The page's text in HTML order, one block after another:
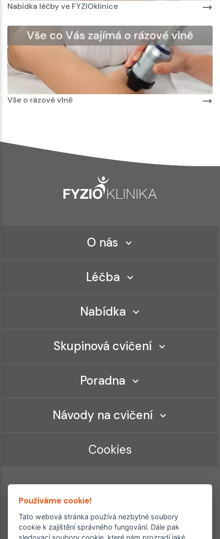
Nabídka léčby ve FYZIOklinice
Vše o rázové vlně
O nás
Léčba
Nabídka
Skupinová cvičení
Poradna
Návody na cvičení
Cookies
Používáme cookie!
Tato webová stránka používá nezbytné soubory
cookie k zajištění správného fungování. Dále pak
sledovací soubory cookie, které nám prozradí jaké